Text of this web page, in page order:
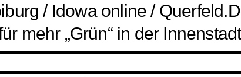
/ Idowa online /
mehr „Grün“ in der